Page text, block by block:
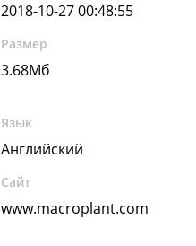
2018-10-27 00:48:55
Размер
3.68Мб
Язык
Английский
Сайт
www.macroplant.com